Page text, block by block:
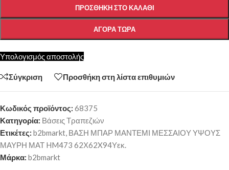
ΠΡΟΣΘΉΚΗ ΣΤΟ ΚΑΛΆΘΙ
ΑΓΟΡΆ ΤΏΡΑ
Υπολογισμός αποστολής
Σύγκριση Προσθήκη στη λίστα επιθυμιών
Κωδικός προϊόντος: 68375
Κατηγορία: Βάσεις Τραπεζιών
Ετικέτες: b2bmarkt, ΒΑΣΗ ΜΠΑΡ ΜΑΝΤΕΜΙ ΜΕΣΣΑΙΟΥ ΥΨΟΥΣ
ΜΑΥΡΗ ΜΑΤ HM473 62Χ62X94Υεκ.
Μάρκα: b2bmarkt